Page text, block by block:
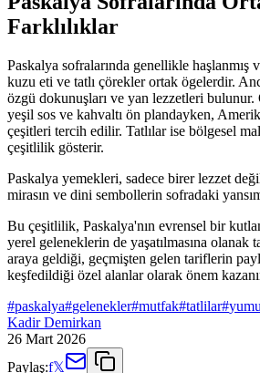
Farklılıklar
Paskalya sofralarında genellikle haşlanmış
kuzu eti ve tatlı çörekler ortak ögelerdir.
özgü dokunuşları ve yan lezzetleri
yeşil sos ve kahvaltı ön plandayken,
çeşitleri tercih edilir. Tatlılar ise bölgesel
çeşitlilik gösterir.
Paskalya yemekleri, sadece birer lezzet
mirasın ve dini sembollerin sofradaki
Bu çeşitlilik, Paskalya'nın evrensel bir
yerel geleneklerin de yaşatılmasına olanak
araya geldiği, geçmişten gelen tariflerin
keşfedildiği özel alanlar olarak önem
#paskalya#gelenekler#mutfak#tatlilar#
Kadir Demirkan
26 Mart 2026
Paylaş:f𝕏